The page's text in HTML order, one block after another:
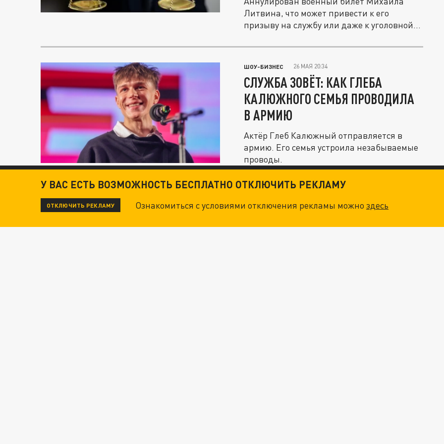
Литвина, что может привести к его
призыву на службу или даже к уголовной...
ШОУ-БИЗНЕС 26 МАЯ 20:34
СЛУЖБА ЗОВЁТ: КАК ГЛЕБА
КАЛЮЖНОГО СЕМЬЯ ПРОВОДИЛА
В АРМИЮ
Актёр Глеб Калюжный отправляется в
армию. Его семья устроила незабываемые
проводы.
У ВАС ЕСТЬ ВОЗМОЖНОСТЬ БЕСПЛАТНО ОТКЛЮЧИТЬ РЕКЛАМУ
ОТКЛЮЧИТЬ РЕКЛАМУ Ознакомиться с условиями отключения рекламы можноздесь